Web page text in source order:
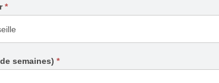
*
semaines)*